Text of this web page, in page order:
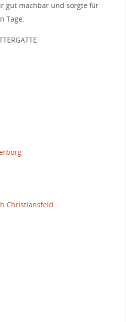
gut machbar und sorgte für
Tage.
Christiansfeld